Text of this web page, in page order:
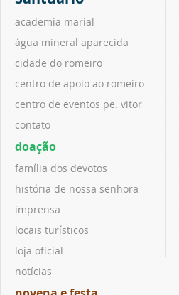
academia marial
água mineral aparecida
cidade do romeiro
centro de apoio ao romeiro
centro de eventos pe. vitor
contato
doação
família dos devotos
história de nossa senhora
imprensa
locais turísticos
loja oficial
notícias